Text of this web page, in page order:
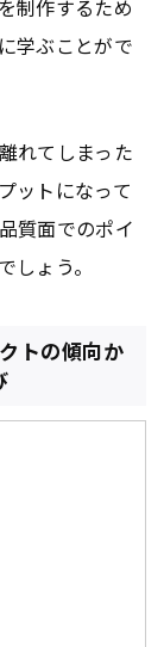
を制作するため
学ぶことがで
れてしまった
ットになって
質面でのポイ
ょう。
トの傾向か